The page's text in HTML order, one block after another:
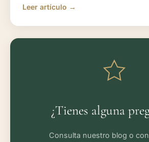
Leer artículo →
¿Tienes alguna
Consulta nuestro blog o